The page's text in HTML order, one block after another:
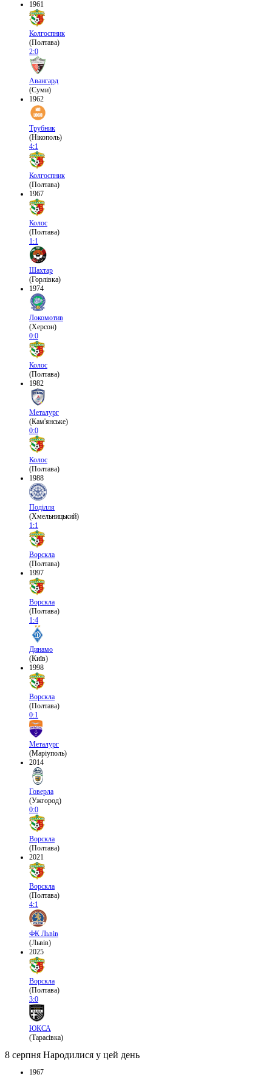
1961
Колгоспник
(Полтава)
2:0
Авангард
(Суми)
1962
Трубник
(Нікополь)
4:1
Колгоспник
(Полтава)
1967
Колос
(Полтава)
1:1
Шахтар
(Горлівка)
1974
Локомотив
(Херсон)
0:0
Колос
(Полтава)
1982
Металург
(Кам'янське)
0:0
Колос
(Полтава)
1988
Поділля
(Хмельницький)
1:1
Ворскла
(Полтава)
1997
Ворскла
(Полтава)
1:4
Динамо
(Київ)
1998
Ворскла
(Полтава)
0:1
Металург
(Маріуполь)
2014
Говерла
(Ужгород)
0:0
Ворскла
(Полтава)
2021
Ворскла
(Полтава)
4:1
ФК Львів
(Львів)
2025
Ворскла
(Полтава)
3:0
ЮКСА
(Тарасівка)
8 серпня Народилися у цей день
1967